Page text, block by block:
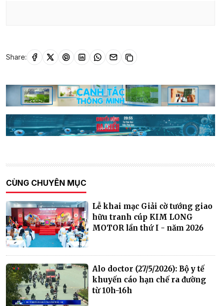
Share:
CÙNG CHUYÊN MỤC
Lễ khai mạc Giải cờ tướng giao
hữu tranh cúp KIM LONG
MOTOR lần thứ I - năm 2026
Alo doctor (27/5/2026): Bộ y tế
khuyến cáo hạn chế ra đường
từ 10h-16h